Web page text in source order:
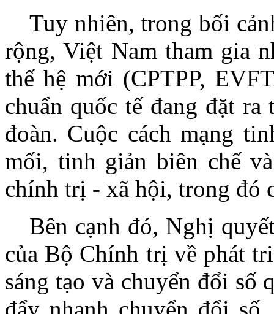
Tuy nhiên, trong bối
rộng, Việt Nam tham gia
thế hệ mới (CPTPP,
chuẩn quốc tế đang đặt
đoàn. Cuộc cách mạng
mối, tinh giản biên chế
chính trị - xã hội, trong đó
Bên cạnh đó, Nghị
của Bộ Chính trị về phát
sáng tạo và chuyển đổi số